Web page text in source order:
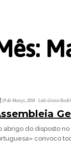
19 de Março, 2010 Luís Grave
abrigo do disposto
convoco